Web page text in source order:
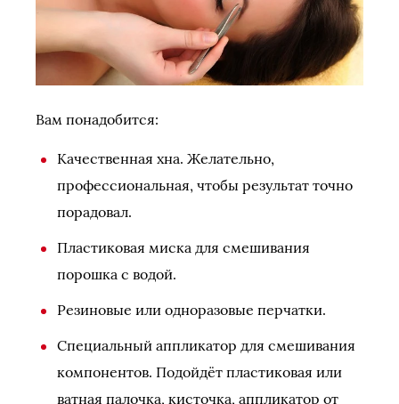
Вам понадобится:
Качественная хна. Желательно,
профессиональная, чтобы результат точно
порадовал.
Пластиковая миска для смешивания
порошка с водой.
Резиновые или одноразовые перчатки.
Специальный аппликатор для смешивания
компонентов. Подойдёт пластиковая или
ватная палочка, кисточка, аппликатор от